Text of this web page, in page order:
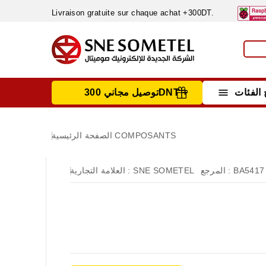
Livraison gratuite sur chaque achat +300DT.
 توصيل مجاني 300DNT +
الصفحة الرئيسية COMPOSANTS
العلامة التجارية : SNE SOMETEL المرجع : BA5417